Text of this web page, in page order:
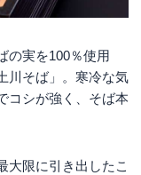
の実を100％使用
川そば」。寒冷な気
コシが強く、そば本
大限に引き出したこ